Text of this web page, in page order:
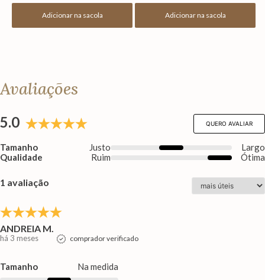
Adicionar na sacola Adicionar na sacola
Avaliações
5.0
Tamanho Justo
Largo
Qualidade
Ruim Ótima
QUERO AVALIAR
1 avaliação
ANDREIA M.
há 3 meses comprador verificado
Tamanho Na medida